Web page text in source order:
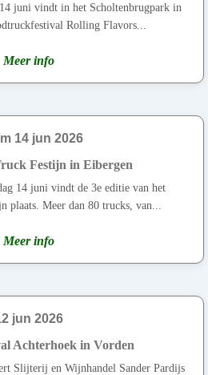
juni vindt in het Scholtenbrugpark in
Rolling Flavors...
Meer info
14 jun 2026
Festijn in Eibergen
14 juni vindt de 3e editie van het
plaats. Meer dan 80 trucks, van...
Meer info
jun 2026
Achterhoek in Vorden
Slijterij en Wijnhandel Sander Pardijs